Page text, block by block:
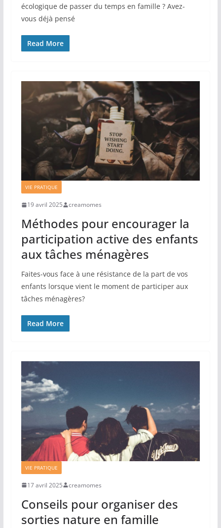
écologique de passer du temps en famille ? Avez-
vous déjà pensé
Read More
VIE PRATIQUE
19 avril 2025 creamomes
Méthodes pour encourager la
participation active des enfants
aux tâches ménagères
Faites-vous face à une résistance de la part de vos
enfants lorsque vient le moment de participer aux
tâches ménagères?
Read More
VIE PRATIQUE
17 avril 2025 creamomes
Conseils pour organiser des
sorties nature en famille